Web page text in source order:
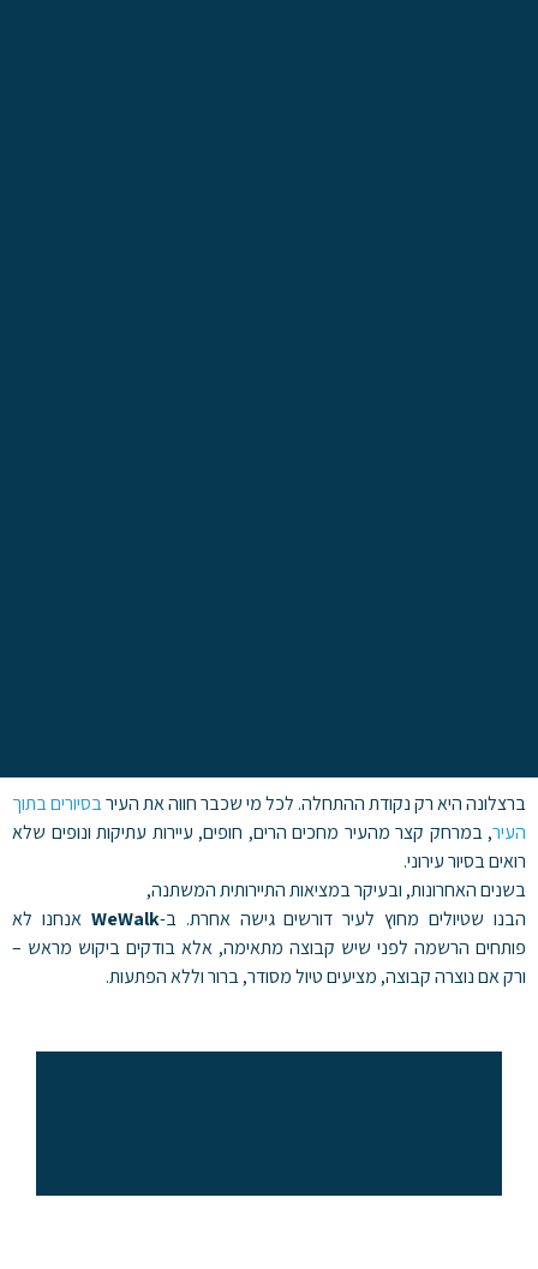
ההתחלה. לכל מי שכבר חווה את העירבסיורים בתוך
מחכים הרים, חופים, עיירות עתיקות ונופים שלא
במציאות התיירותית המשתנה,
לעיר דורשים גישה אחרת. ב-WeWalkאנחנו לא
שיש קבוצה מתאימה, אלא בודקים ביקוש מראש –
טיול מסודר, ברור וללא הפתעות.